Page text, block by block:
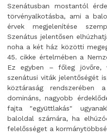
Szenátusban mostantól
törvényalkotásba, ami a
érvek megjelenítése
Szenátus jelentősen
noha a két ház közötti
45. cikke értelmében a
Ez egyben – főleg jövőre,
szenátusi viták jelentőségét
köztáraság rendszerében
domináns, nagyobb
fajta "együttlakás"
baloldal számára, ha
felelősséget a